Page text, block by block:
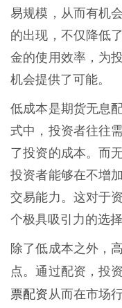
易规模，从而有机
的出现，不仅降低
金的使用效率，为
机会提供了可能。
低成本是期货无息
式中，投资者往往
了投资的成本。而
投资者能够在不增
交易能力。这对于
个极具吸引力的选择
除了低成本之外，
点。通过配资，投
票配资 从而在市场